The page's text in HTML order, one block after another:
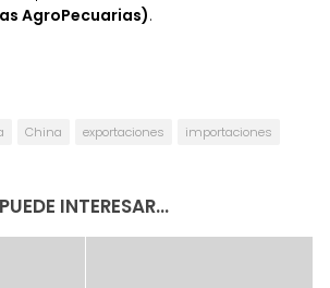
AgroPecuarias).
China exportaciones importaciones
INTERESAR...